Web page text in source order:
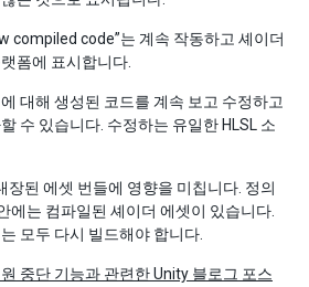
compiled code”는 계속 작동하고 셰이더
폼에 표시합니다.
대해 생성된 코드를 계속 보고 수정하고
수 있습니다. 수정하는 유일한 HLSL 소
장된 에셋 번들에 영향을 미칩니다. 정의
에는 컴파일된 셰이더 에셋이 있습니다.
모두 다시 빌드해야 합니다.
중단 기능과 관련한 Unity 블로그 포스